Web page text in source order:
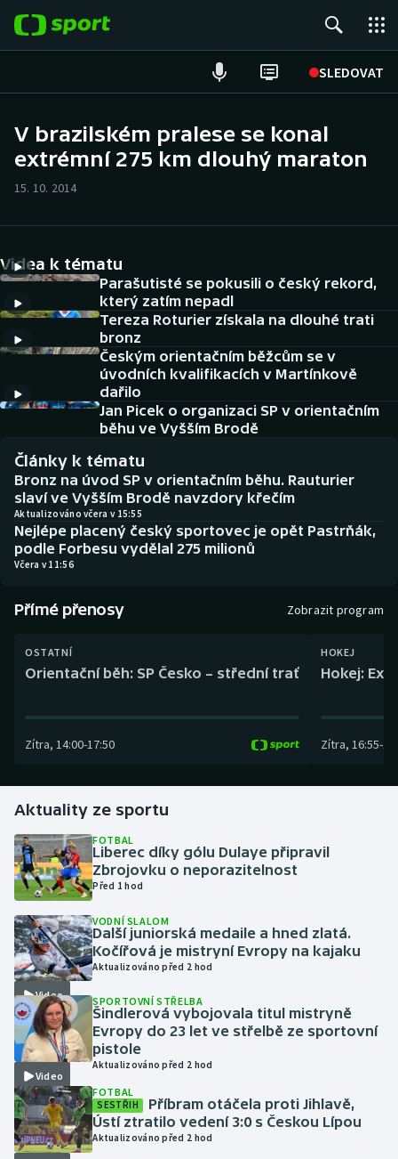
SLEDOVAT
Hokej
Cyklistika
DALŠÍ SPORTY
Americký fotbal
Baseball a softbal
Basketbal
Biatlon
Boby a skeleton
Dostihy
Futsal
Gymnastika
Házená
Jezdectví
Judo
Krasobruslení
Lezení
Lyže a snowboard
Moderní pětiboj
NEPŘEHLÉDNĚTE
Soutěže
Historické návraty
Aplikace ČT sport
AZ kvíz
V brazilském pralese se konal
extrémní 275 km dlouhý maraton
15. 10. 2014
Videa k tématu
Parašutisté se pokusili o český rekord,
který zatím nepadl
Tereza Roturier získala na dlouhé trati
bronz
Českým orientačním běžcům se v
úvodních kvalifikacích v Martínkově
dařilo
Jan Picek o organizaci SP v orientačním
běhu ve Vyšším Brodě
Články k tématu
Bronz na úvod SP v orientačním běhu. Rauturier
slaví ve Vyšším Brodě navzdory křečím
Aktualizováno včera v 15:55
Nejlépe placený český sportovec je opět Pastrňák,
podle Forbesu vydělal 275 milionů
Včera v 11:56
Přímé přenosy Zobrazit program
OSTATNÍ
Orientační běh: SP Česko – střední trať
Zítra, 14:00-17:50
HOKEJ
Hokej:
Zítra, 16:55-
Aktuality ze sportu
FOTBAL
Liberec díky gólu Dulaye připravil
Zbrojovku o neporazitelnost
Před 1 hod
Video
VODNÍ SLALOM
Další juniorská medaile a hned zlatá.
Kočířová je mistryní Evropy na kajaku
Aktualizováno před 2 hod
Video
SPORTOVNÍ STŘELBA
Šindlerová vybojovala titul mistryně
Evropy do 23 let ve střelbě ze sportovní
pistole
Aktualizováno před 2 hod
FOTBAL
SESTŘIH
Příbram otáčela proti Jihlavě,
Ústí ztratilo vedení 3:0 s Českou Lípou
Aktualizováno před 2 hod